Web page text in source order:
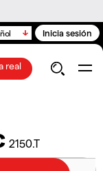
Inicia sesión
real
2150.T